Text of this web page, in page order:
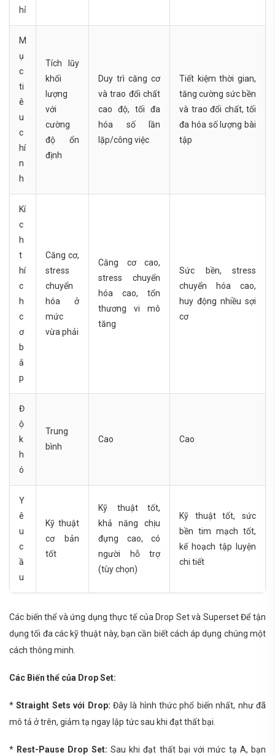
hỉ
M
ụ
c
ti
ê
u
c
hí
n
h
Tích lũy
khối
lượng
với
cường
độ ổn
định
Duy trì căng cơ
và trao đổi chất
cao độ, tối đa
hóa số lần
lặp/công việc
Tiết kiệm thời gian,
tăng cường sức bền
và trao đổi chất, tối
đa hóa số lượng bài
tập
Kí
c
h
t
hí
c
h
c
ơ
b
ắ
p
Căng cơ,
stress
chuyển
hóa ở
mức
vừa phải
Căng cơ cao,
stress chuyển
hóa cao, tổn
thương vi mô
tăng
Sức bền, stress
chuyển hóa cao,
huy động nhiều sợi
cơ
Đ
ộ
k
h
ó
Trung
bình
Cao Cao
Y
ê
u
c
ầ
u
Kỹ thuật
cơ bản
tốt
Kỹ thuật tốt,
khả năng chịu
đựng cao, có
người hỗ trợ
(tùy chọn)
Kỹ thuật tốt, sức
bền tim mạch tốt,
kế hoạch tập luyện
chi tiết
Các biến thể và ứng dụng thực tế của Drop Set và Superset Để tận
dụng tối đa các kỹ thuật này, bạn cần biết cách áp dụng chúng một
cách thông minh.
Các Biến thể của Drop Set:
*Straight Sets với Drop: Đây là hình thức phổ biến nhất, như đã
mô tả ở trên, giảm tạ ngay lập tức sau khi đạt thất bại.
* Rest-Pause Drop Set: Sau khi đạt thất bại với mức tạ A, bạn